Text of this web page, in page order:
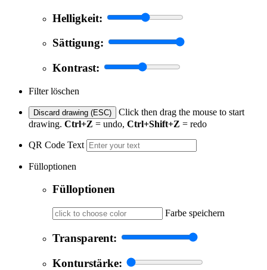
Helligkeit:
Sättigung:
Kontrast:
Filter löschen
Discard drawing (ESC)
Click then drag the mouse to start
drawing. Ctrl+Z = undo, Ctrl+Shift+Z = redo
QR Code Text
Fülloptionen
Fülloptionen
Farbe speichern
Transparent:
Konturstärke: